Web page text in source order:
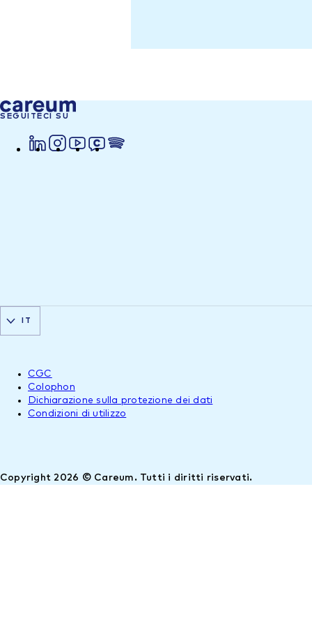
SEGUITECI SU
Copyright 2026 © Careum. Tutti i diritti riservati.
CGC
Colophon
Dichiarazione sulla protezione dei dati
Condizioni di utilizzo
IT